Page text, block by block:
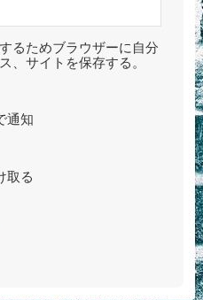
るためブラウザーに自分
、サイトを保存する。
通知
取る